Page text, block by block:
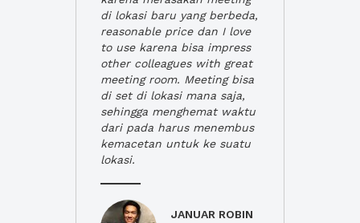
di lokasi baru yang berbeda,
reasonable price dan I love
to use karena bisa impress
other colleagues with great
meeting room. Meeting bisa
di set di lokasi mana saja,
sehingga menghemat waktu
dari pada harus menembus
kemacetan untuk ke suatu
lokasi.
JANUAR ROBIN